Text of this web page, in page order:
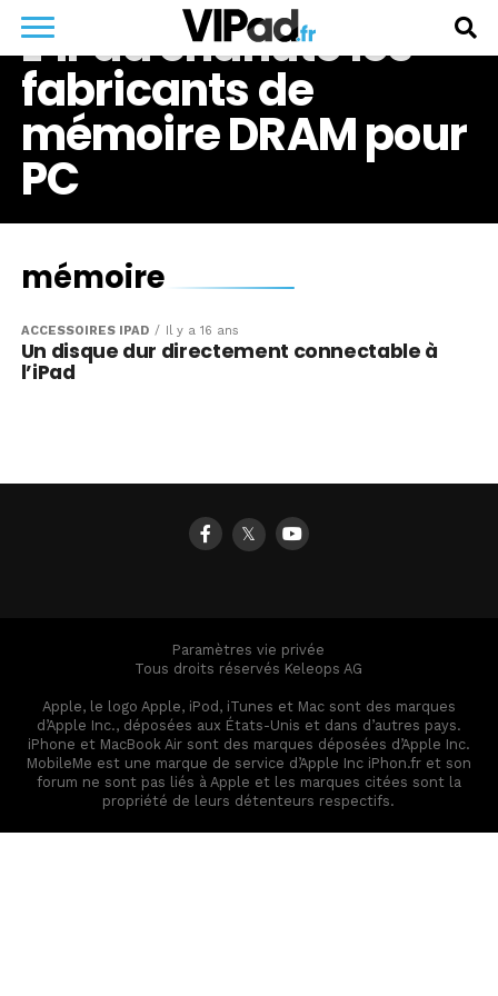
L’iPad chahute les
fabricants de
mémoire DRAM pour
PC
mémoire
ACCESSOIRES IPAD Il y a 16 ans
Un disque dur directement connectable à
l’iPad
𝕏
Paramètres vie privée
Tous droits réservés Keleops AG
Apple, le logo Apple, iPod, iTunes et Mac sont des marques
d’Apple Inc., déposées aux États-Unis et dans d’autres pays.
iPhone et MacBook Air sont des marques déposées d’Apple Inc.
MobileMe est une marque de service d’Apple Inc iPhon.fr et son
forum ne sont pas liés à Apple et les marques citées sont la
propriété de leurs détenteurs respectifs.